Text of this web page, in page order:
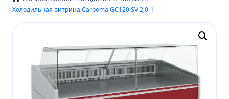
Холодильная витрина Carboma GC120 SV 2,0-1